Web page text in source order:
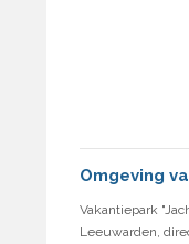
Omgeving
Vakantiepark
Leeuwarden,